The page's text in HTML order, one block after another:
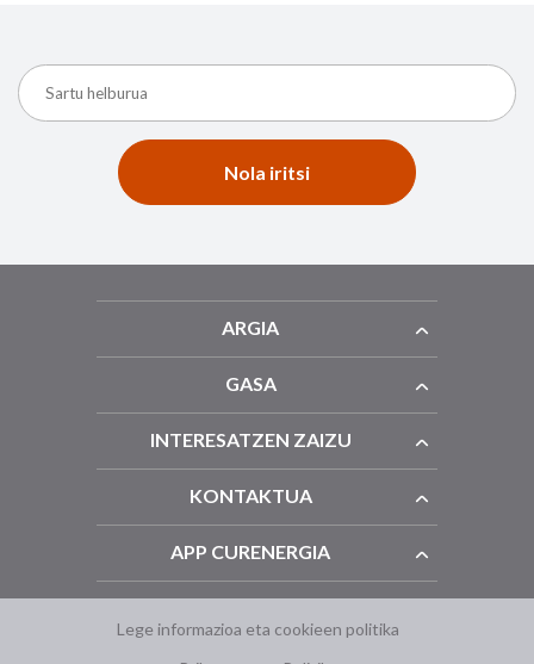
Nola iritsi
ARGIA
GASA
INTERESATZEN ZAIZU
KONTAKTUA
APP CURENERGIA
Lege informazioa eta cookieen politika